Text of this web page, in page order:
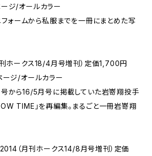
ジ/オールカラー
ォームから私服までを一冊にまとめた写
ホークス18/4月号増刊）定価1,700円
ジ/オールカラー
から16/5月号に掲載していた岩嵜翔投手
TIME」を再編集。まるごと一冊岩嵜翔
（月刊ホークス14/8月号増刊）定価